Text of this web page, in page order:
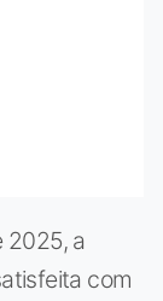
2025, a
com